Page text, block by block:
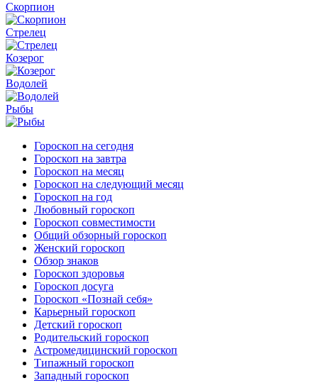
Скорпион
Стрелец
Козерог
Водолей
Рыбы
Гороскоп на сегодня
Гороскоп на завтра
Гороскоп на месяц
Гороскоп на следующий месяц
Гороскоп на год
Любовный гороскоп
Гороскоп совместимости
Общий обзорный гороскоп
Женский гороскоп
Обзор знаков
Гороскоп здоровья
Гороскоп досуга
Гороскоп «Познай себя»
Карьерный гороскоп
Детский гороскоп
Родительский гороскоп
Астромедицинский гороскоп
Типажный гороскоп
Западный гороскоп